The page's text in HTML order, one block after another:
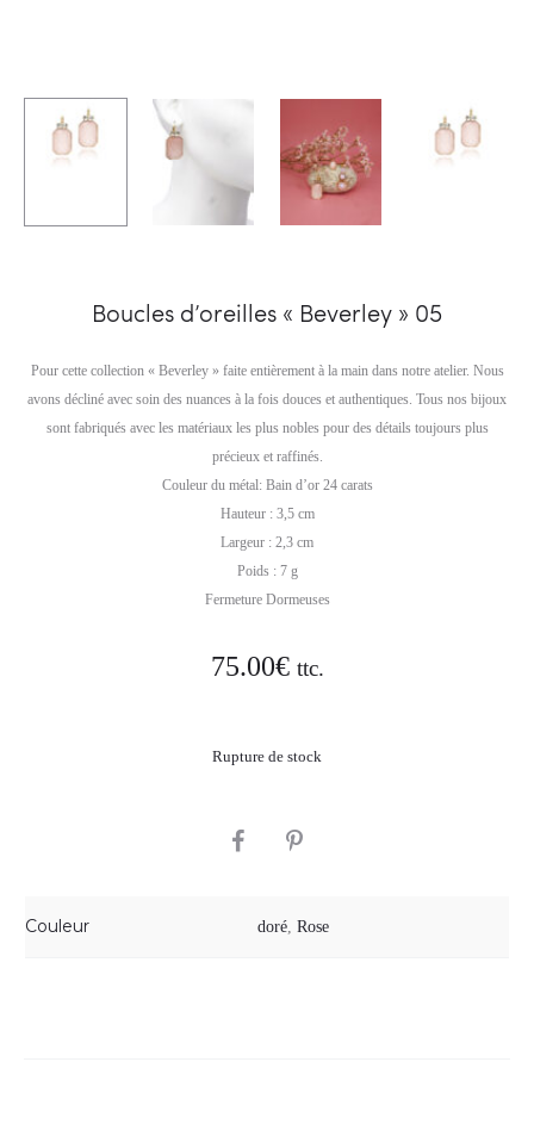
Boucles d’oreilles « Beverley » 05
Pour cette collection « Beverley » faite entièrement à la main dans notre atelier. Nous
avons décliné avec soin des nuances à la fois douces et authentiques. Tous nos bijoux
sont fabriqués avec les matériaux les plus nobles pour des détails toujours plus
précieux et raffinés.
Couleur du métal: Bain d’or 24 carats
Hauteur : 3,5 cm
Largeur : 2,3 cm
Poids : 7 g
Fermeture Dormeuses
75.00€ ttc.
Rupture de stock
SHARE
Couleur doré, Rose